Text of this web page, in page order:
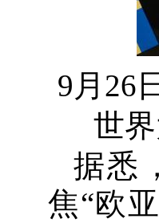
9月26
世
据悉
焦“欧